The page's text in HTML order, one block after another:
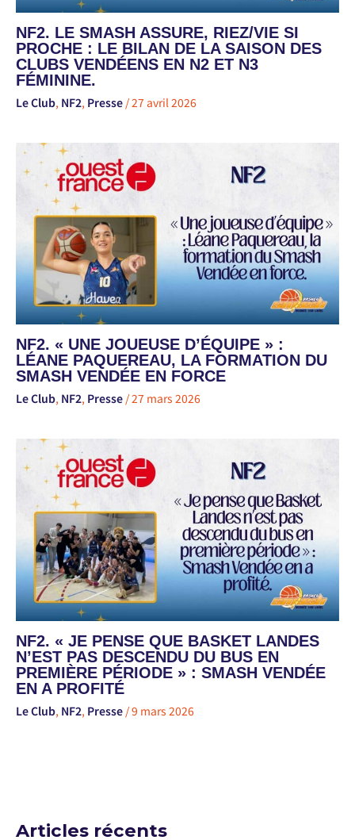
NF2. LE SMASH ASSURE, RIEZ/VIE SI
PROCHE : LE BILAN DE LA SAISON DES
CLUBS VENDÉENS EN N2 ET N3
FÉMININE.
Le Club, NF2, Presse /27 avril 2026
NF2. « UNE JOUEUSE D’ÉQUIPE » :
LÉANE PAQUEREAU, LA FORMATION DU
SMASH VENDÉE EN FORCE
Le Club, NF2, Presse /27 mars 2026
NF2. « JE PENSE QUE BASKET LANDES
N’EST PAS DESCENDU DU BUS EN
PREMIÈRE PÉRIODE » : SMASH VENDÉE
EN A PROFITÉ
Le Club, NF2, Presse /9 mars 2026
Articles récents